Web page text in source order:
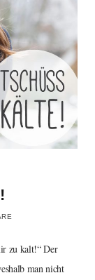
zu kalt!“ Der
man nicht